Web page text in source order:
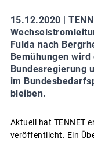
15.12.2020 |
Fulda nach
Bemühungen
Bundesregierung
im
bleiben.
Aktuell hat TENNET
veröffentlicht. Ein